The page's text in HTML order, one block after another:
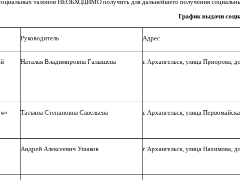
талонов НЕОБХОДИМО получить для дальнейшего получения
График выдачи
Руководитель Адрес
Наталья Владимировна Галышева г. Архангельск, улица Приорова,
Татьяна Степановна Савельева г. Архангельск, улица
Андрей Алексеевич Ушаков г. Архангельск, улица Нахимова,